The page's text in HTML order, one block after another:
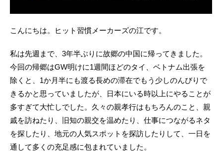
こんにちは。ヒット習慣メーカーズの江です。
私は先週まで、3年半ぶりに故郷の中国に帰ってきました。
今回の帰郷はGW明けに1週間ほどのタイ、ベトナム出張を
除くと、1か月半にも渡る長めの滞在でもう少しのんびりで
きるかと思っていましたが、日本にいる時以上にやることが
多すぎて大忙しでした。久々の親孝行はもちろんのこと、親
戚を訪ねたり、旧知の親交を温めたり、仕事につながるネタ
を探したり、地元の人気スポットを探訪したりして、一日を
通して多くの充足感に包まれていました。